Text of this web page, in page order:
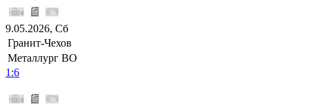
9.05.2026, Сб
Гранит-Чехов
Металлург ВО
1:6